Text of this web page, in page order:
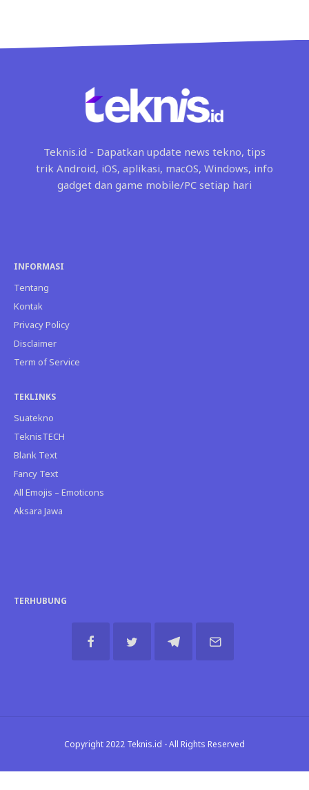
Teknis.id - Dapatkan update news tekno, tips
trik Android, iOS, aplikasi, macOS, Windows, info
gadget dan game mobile/PC setiap hari
INFORMASI
Tentang
Kontak
Privacy Policy
Disclaimer
Term of Service
TEKLINKS
Suatekno
TeknisTECH
Blank Text
Fancy Text
All Emojis – Emoticons
Aksara Jawa
TERHUBUNG
Copyright 2022 Teknis.id - All Rights Reserved